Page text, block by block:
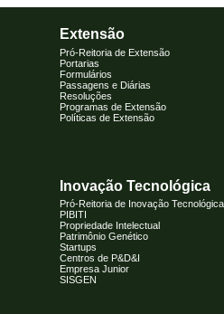
Extensão
Pró-Reitoria de Extensão
Portarias
Formulários
Passagens e Diárias
Resoluções
Programas de Extensão
Políticas de Extensão
Inovação Tecnológica
Pró-Reitoria de Inovação Tecnológica
PIBITI
Propriedade Intelectual
Patrimônio Genético
Startups
Centros de P&D&I
Empresa Junior
SISGEN